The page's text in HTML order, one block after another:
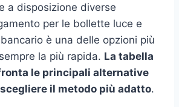
a disposizione diverse
per le bollette luce e
è una delle opzioni più
la più rapida. La tabella
le principali alternative
il metodo più adatto.